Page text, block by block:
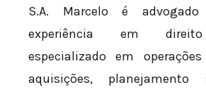
S.A. Marcelo é
experiência em
especializado em
aquisições, planejamento